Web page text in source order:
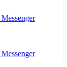
Messenger
Messenger